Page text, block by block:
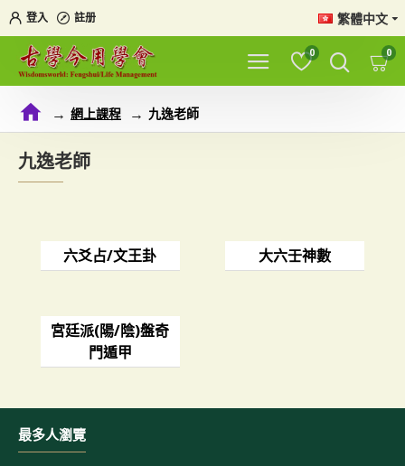
登入 註册 繁體中文
0 0
網上課程 九逸老師
九逸老師
六爻占/文王卦 大六壬神數
宮廷派(陽/陰)盤奇
門遁甲
最多人瀏覽